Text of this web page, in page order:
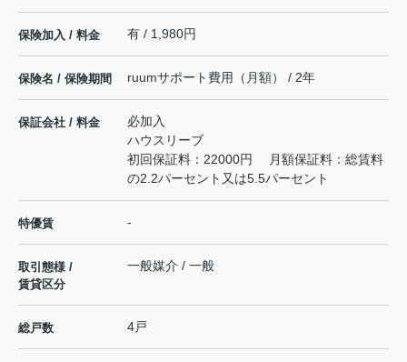
保険加入 / 料金 有 / 1,980円
保険名 / 保険期間 ruumサポート費用（月額） / 2年
保証会社 / 料金
必加入
ハウスリーブ
初回保証料：22000円 月額保証料：総賃料
の2.2パーセント又は5.5パーセント
特優賃 -
取引態様 /
賃貸区分
一般媒介 / 一般
総戸数 4戸